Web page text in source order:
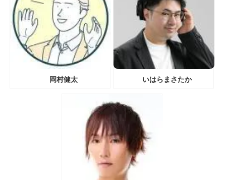
岡村健太 いはらまさたか